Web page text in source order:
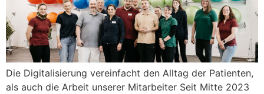
Die Digitalisierung vereinfacht den Alltag der Patienten,
als auch die Arbeit unserer Mitarbeiter Seit Mitte 2023